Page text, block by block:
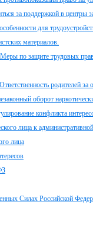
за поддержкой в центры
для
материалов.
по защите трудовых
родителей за
оборот
конфликта
лица к
лица
Силах Российской